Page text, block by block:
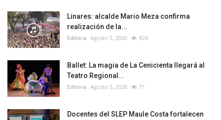
Linares: alcalde Mario Meza confirma
realización de la...
Editora Agosto 5, 2026 824
Ballet: La magia de La Cenicienta llegará al
Teatro Regional...
Editora Agosto 5, 2026 71
Docentes del SLEP Maule Costa fortalecen